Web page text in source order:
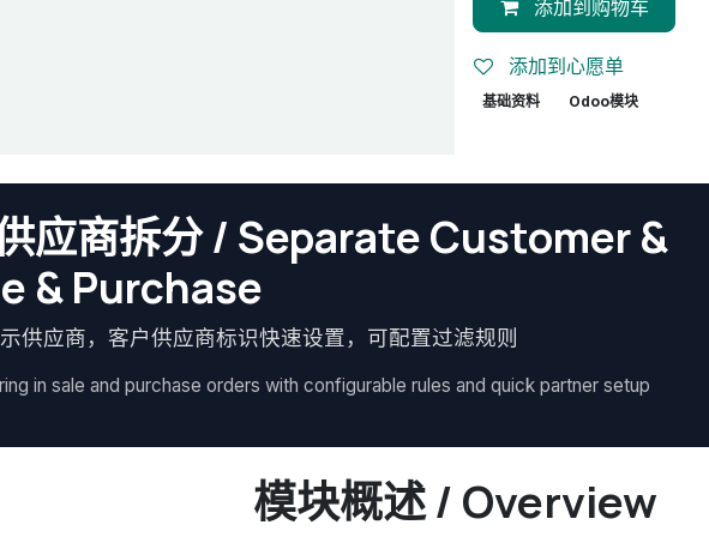
添加到购物车
添加到心愿单
基础资料 Odoo模块
应商拆分 / Separate Customer &
& Purchase
供应商，客户供应商标识快速设置，可配置过滤规则
in sale and purchase orders with configurable rules and quick partner setup
模块概述 / Overview